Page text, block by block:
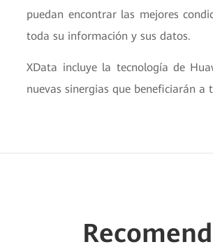
puedan encontrar las mejores
toda su información y sus datos.
XData incluye la tecnología de
nuevas sinergias que beneficiarán a